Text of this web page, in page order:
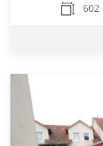
602